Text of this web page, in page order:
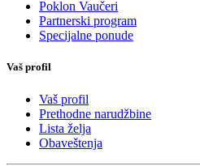
Poklon Vaučeri
Partnerski program
Specijalne ponude
Vaš profil
Vaš profil
Prethodne narudžbine
Lista želja
Obaveštenja